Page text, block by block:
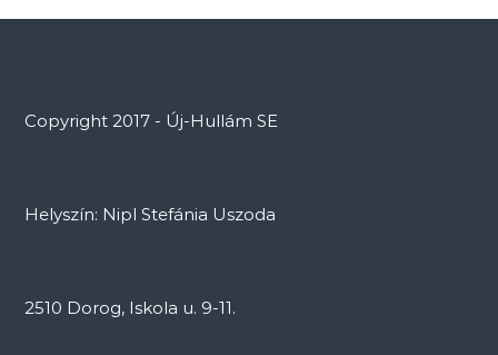
Copyright 2017 - Új-Hullám SE
Helyszín: Nipl Stefánia Uszoda
2510 Dorog, Iskola u. 9-11.